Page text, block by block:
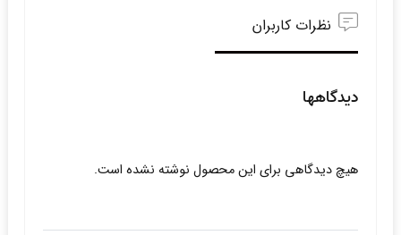
نظرات کاربران
دیدگاهها
هیچ دیدگاهی برای این محصول نوشته نشده است.